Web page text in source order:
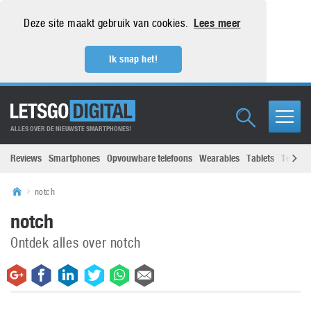
Deze site maakt gebruik van cookies. Lees meer
Ik snap het!
ALLES OVER DE NIEUWSTE SMARTPHONES!
Reviews Smartphones Opvouwbare telefoons Wearables Tablets
notch
notch
Ontdek alles over notch